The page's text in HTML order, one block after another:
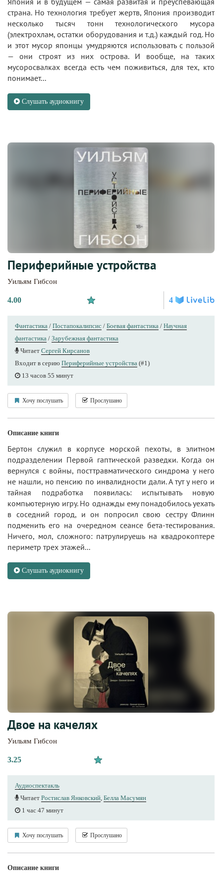
страна. Но технология требует жертв, Япония производит
несколько тысяч тонн технологического мусора
(электрохлам, остатки оборудования и т.д.) каждый год. Но
и этот мусор японцы умудряются использовать с пользой
— они строят из них острова. И вообще, на таких
мусоросвалках всегда есть чем поживиться, для тех, кто
понимает...
Слушать аудиокнигу
Периферийные устройства
Уильям Гибсон
4.00 4
Фантастика / Постапокалипсис / Боевая фантастика / Научная
фантастика / Зарубежная фантастика
Читает Сергей Кирсанов
Входит в серию Периферийные устройства (#1)
13 часов 55 минут
Хочу послушать Прослушано
Описание книги
Бертон служил в корпусе морской пехоты, в элитном
подразделении Первой гаптической разведки. Когда он
вернулся с войны, посттравматического синдрома у него
не нашли, но пенсию по инвалидности дали. А тут у него и
тайная подработка появилась: испытывать новую
компьютерную игру. Но однажды ему понадобилось уехать
в соседний город, и он попросил свою сестру Флинн
подменить его на очередном сеансе бета-тестирования.
Ничего, мол, сложного: патрулируешь на квадрокоптере
периметр трех этажей...
Слушать аудиокнигу
Двое на качелях
Уильям Гибсон
3.25
Аудиоспектакль
Читает Ростислав Янковский Белла Масумян
1 час 47 минут
Хочу послушать Прослушано
Описание книги